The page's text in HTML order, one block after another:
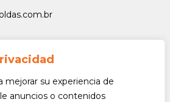
mejorar su experiencia de
anuncios o contenidos